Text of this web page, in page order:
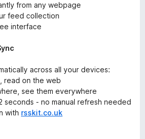
from any webpage
feed collection
interface
across all your devices:
read on the web
see them everywhere
seconds - no manual refresh needed
with rsskit.co.uk